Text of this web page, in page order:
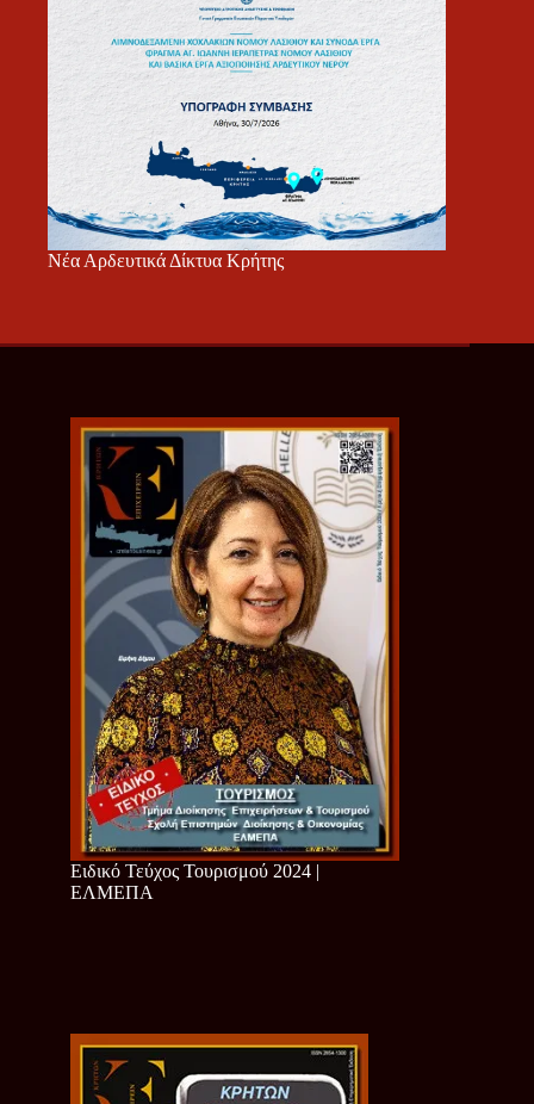
Νέα Αρδευτικά Δίκτυα Κρήτης
Ειδικό Τεύχος Τουρισμού 2024 |
ΕΛΜΕΠΑ